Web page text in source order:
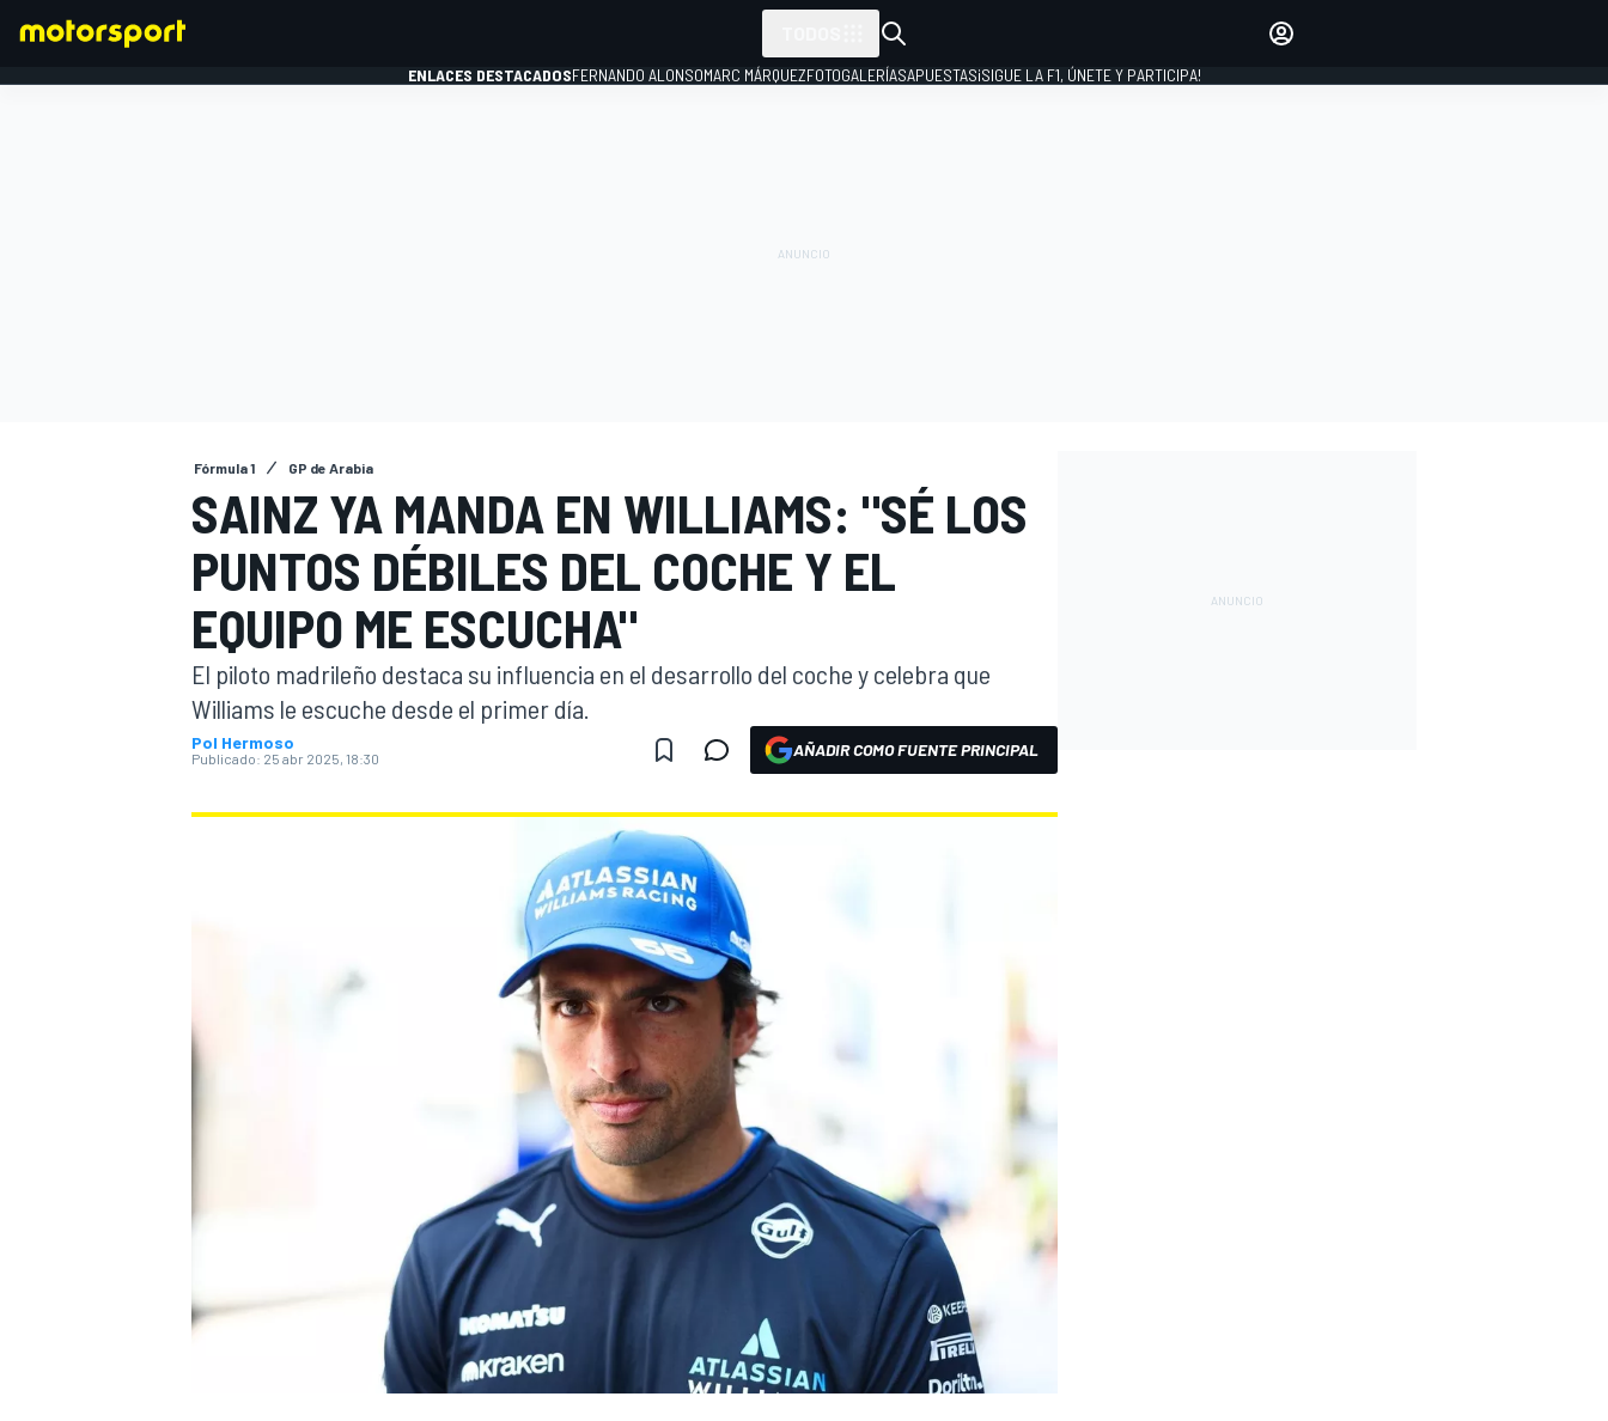
ENLACES DESTACADOSFERNANDO ALONSOMARC MÁRQUEZFOTOGALERÍASAPUESTAS¡SIGUE LA F1, ÚNETE Y PARTICIPA!
Fórmula 1 GP de Arabia
SAINZ YA MANDA EN WILLIAMS: "SÉ LOS
PUNTOS DÉBILES DEL COCHE Y EL
EQUIPO ME ESCUCHA"
El piloto madrileño destaca su influencia en el desarrollo del coche y celebra que
Williams le escuche desde el primer día.
Pol Hermoso
Publicado: 25 abr 2025, 18:30 AÑADIR COMO FUENTE PRINCIPAL